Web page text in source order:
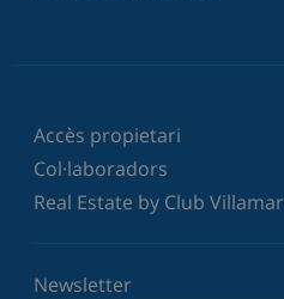
Accès propietari
Col·laboradors
Real Estate by Club Villamar
Newsletter